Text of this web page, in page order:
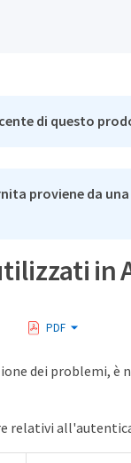
di questo
proviene da
PDF
dei problemi, è
relativi